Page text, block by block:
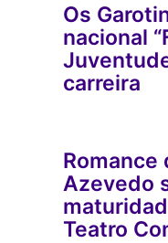
Os
nacional
carreira
Romance
Azevedo
Teatro